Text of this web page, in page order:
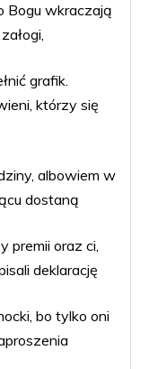
Bogu wkraczają
grafik.
którzy się
albowiem w
dostaną
premii oraz ci,
deklarację
bo tylko oni